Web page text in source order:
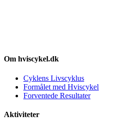
Om hviscykel.dk
Cyklens Livscyklus
Formålet med Hviscykel
Forventede Resultater
Aktiviteter